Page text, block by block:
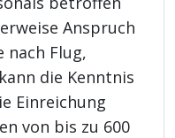
Anspruch
nach Flug,
die Kenntnis
Einreichung
von bis zu 600